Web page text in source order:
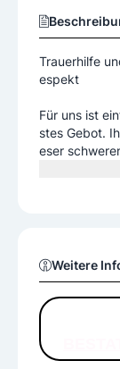
Trauerhilfe
espekt
Für uns ist
stes Gebot.
eser
wir
Bestattung
Wir fühlen
h fachlich
das
reichen
Weitere